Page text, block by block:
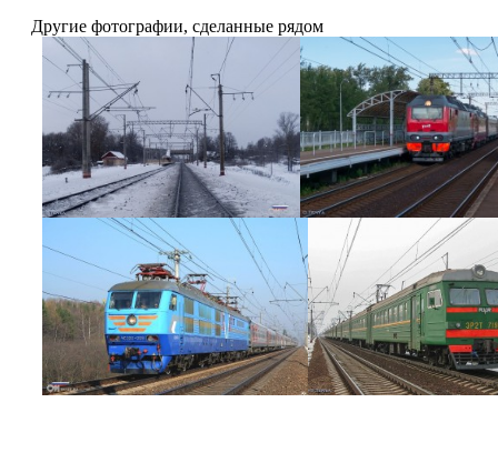
Другие фотографии, сделанные рядом